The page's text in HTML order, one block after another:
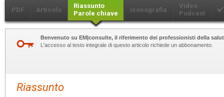
PDF Articolo
Riassunto
Parole chiave
Iconografia
Video
Podcast
Benvenuto su EM|consulte, il riferimento dei professionisti della
L'accesso al testo integrale di questo articolo richiede un abbonamento.
Riassunto